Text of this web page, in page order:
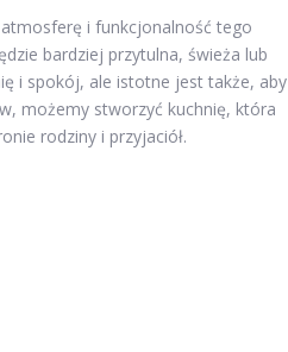
i funkcjonalność tego
bardziej przytulna, świeża lub
i spokój, ale istotne jest także, aby
możemy stworzyć kuchnię, która
rodziny i przyjaciół.